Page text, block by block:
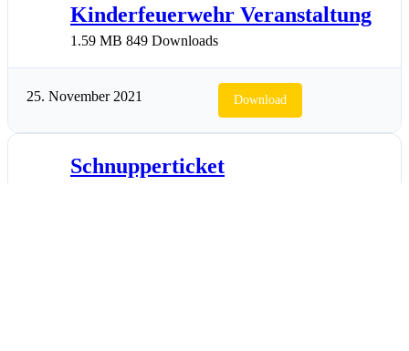
Kinderfeuerwehr Veranstaltung
1.59 MB 849 Downloads
25. November 2021 Download
Schnupperticket